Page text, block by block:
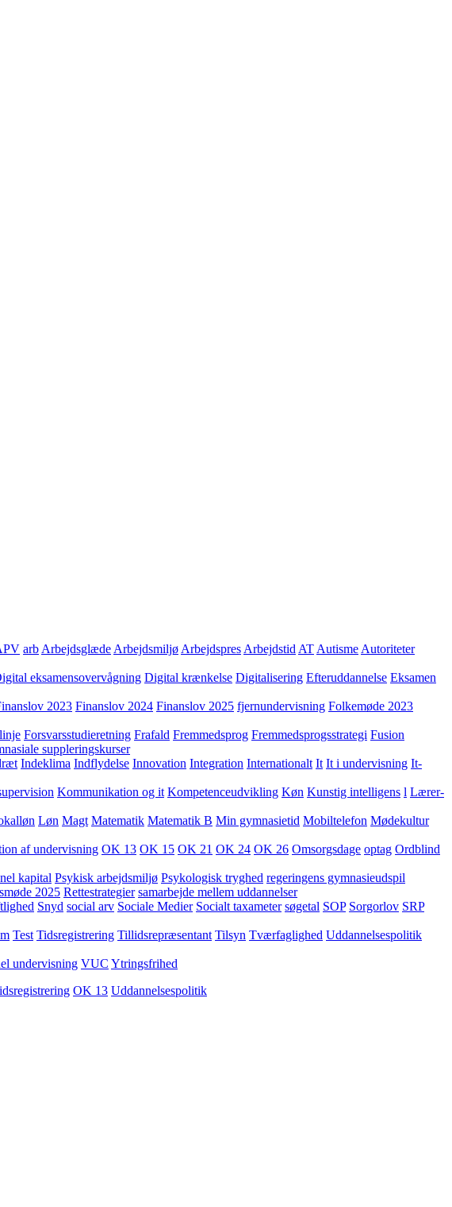
arb Arbejdsglæde Arbejdsmiljø Arbejdspres Arbejdstid AT Autisme Autoriteter
eksamensovervågning Digital krænkelse Digitalisering Efteruddannelse Eksamen
2023 Finanslov 2024 Finanslov 2025 fjernundervisning Folkemøde 2023
Forsvarsstudieretning Frafald Fremmedsprog Fremmedsprogsstrategi Fusion
suppleringskurser
Indeklima Indflydelse Innovation Integration Internationalt It It i undervisning It-
Kommunikation og it Kompetenceudvikling Køn Kunstig intelligens l Lærer-
Løn Magt Matematik Matematik B Min gymnasietid Mobiltelefon Mødekultur
af undervisning OK 13 OK 15 OK 21 OK 24 OK 26 Omsorgsdage optag Ordblind
kapital Psykisk arbejdsmiljø Psykologisk tryghed regeringens gymnasieudspil
2025 Rettestrategier samarbejde mellem uddannelser
Snyd social arv Sociale Medier Socialt taxameter søgetal SOP Sorgorlov SRP
Test Tidsregistrering Tillidsrepræsentant Tilsyn Tværfaglighed Uddannelsespolitik
undervisning VUC Ytringsfrihed
OK 13 Uddannelsespolitik